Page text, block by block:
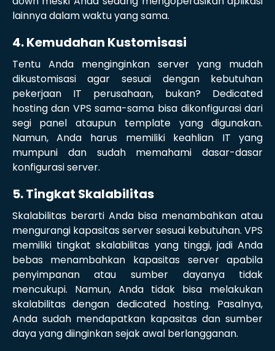
lainnya dalam waktu yang sama.
4. Kemudahan Kustomisasi
Tentu Anda menginginkan server yang mudah
dikustomisasi agar sesuai dengan kebutuhan
pekerjaan IT perusahaan, bukan? Dedicated
hosting dan VPS sama-sama bisa dikonfigurasi dari
segi panel ataupun template yang digunakan.
Namun, Anda harus memiliki keahlian IT yang
mumpuni dan sudah memahami dasar-dasar
konfigurasi server.
5. Tingkat Skalabilitas
Skalabilitas berarti Anda bisa menambahkan atau
mengurangi kapasitas server sesuai kebutuhan. VPS
memiliki tingkat skalabilitas yang tinggi, jadi Anda
bebas menambahkan kapasitas server apabila
penyimpanan atau sumber dayanya tidak
mencukupi. Namun, Anda tidak bisa melakukan
skalabilitas dengan dedicated hosting. Pasalnya,
Anda sudah mendapatkan kapasitas dan sumber
daya yang diinginkan sejak awal berlangganan.